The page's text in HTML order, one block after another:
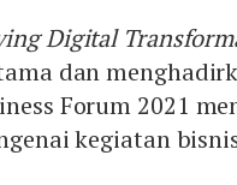
Digital
dan
Forum 2021
kegiatan